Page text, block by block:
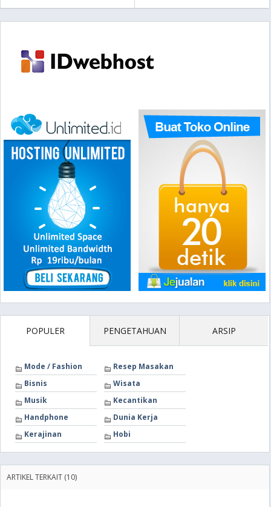
POPULER PENGETAHUAN ARSIP
Mode / Fashion
Resep Masakan
Bisnis
Wisata
Musik
Kecantikan
Handphone
Dunia Kerja
Kerajinan
Hobi
ARTIKEL TERKAIT (10)